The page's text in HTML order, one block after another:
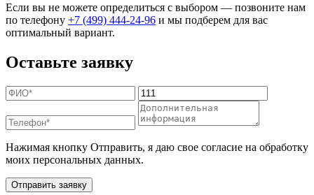
Если вы не можете определиться с выбором — позвоните нам
по телефону +7 (499) 444-24-96 и мы подберем для вас
оптимальный вариант.
Оставьте заявку
Нажимая кнопку Отправить, я даю свое согласие на обработку
моих персональных данных.
Отправить заявку